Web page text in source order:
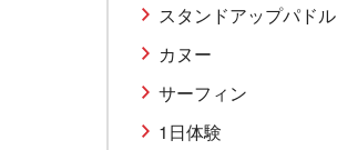
スタンドアップパドル
カヌー
サーフィン
1日体験